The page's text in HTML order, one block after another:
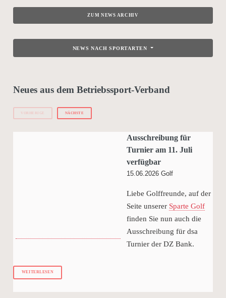
ZUM NEWS ARCHIV
NEWS NACH SPORTARTEN
Neues aus dem Betriebssport-Verband
VORHERIGE NÄCHSTE
Ausschreibung für
Turnier am 11. Juli
verfügbar
15.06.2026 Golf
Liebe Golffreunde, auf der
Seite unserer Sparte Golf
finden Sie nun auch die
Ausschreibung für dsa
Turnier der DZ Bank.
WEITERLESEN